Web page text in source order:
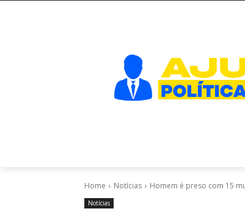
Home Notícias Homem é preso com 15
Notícias